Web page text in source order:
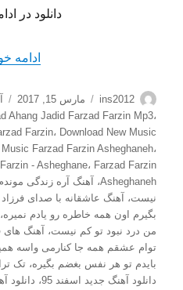
دانلود در
ادامه
نویسنده
ins2012
ارسال
شده
در
مارس 15, 2017
Ahang Jadid Farzad Farzin Mp3،
Farzin، Download New Music
Music Farzad Farzin Asheghaneh،
- Asheghane، Farzad Farzin
Asheghaneh،
آهنگ آره زندگی
نیست، آهنگ عاشقانه با صدای
بگیرم اون همه خاطره رو یادم نمیره،
من درد نبود تو کم نیست، آهنگ های
توام عشقم همه جا کنارمی واسه
بایدم تو هر نفس بغضم بگیره،تک
دانلود آهنگ جدید اسفند 95
، دانلود